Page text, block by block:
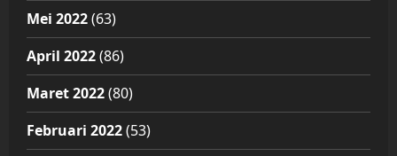
Mei 2022(63)
April 2022(86)
Maret 2022(80)
Februari 2022(53)